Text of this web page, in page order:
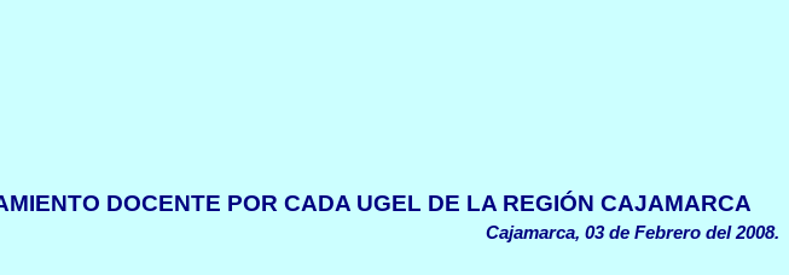
DOCENTE POR CADA UGEL DE LA REGIÓN CAJAMARCA
Cajamarca, 03 de Febrero del 2008.